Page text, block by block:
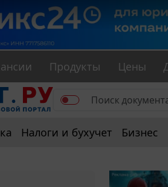
Продукты Цены
Налоги и бухучет Бизнес